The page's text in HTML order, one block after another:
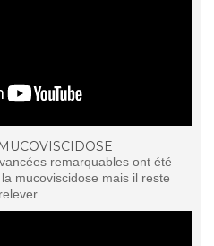
remarquables ont été
mucoviscidose mais il reste